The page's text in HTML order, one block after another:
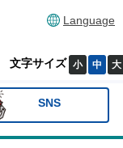
Language
文字サイズ 小 中 大
SNS